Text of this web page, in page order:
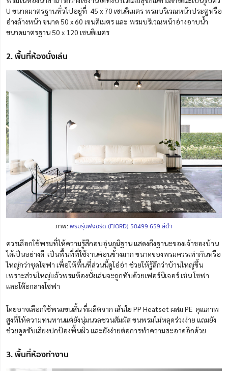
U ขนาดมาตรฐานทั่วไปอยู่ที่ 45 x 70 เซนติเมตร พรมบริเวณหน้าประตูหรือ
อ่างล้างหน้า ขนาด 50 x 60 เซนติเมตร และ พรมบริเวณหน้าอ่างอาบน้ำ
ขนาดมาตรฐาน 50 x 120 เซนติเมตร
2. พื้นที่ห้องนั่งเล่น
ภาพ:พรมรุ่นฟจอร์ด (FJORD) 50499 659 สีดำ
ควรเลือกใช้พรมที่ให้ความรู้สึกอบอุ่นภูมิฐาน แสดงถึงฐานะของเจ้าของบ้าน
ได้เป็นอย่างดี เป็นพื้นที่ที่ใช้งานค่อนข้างมาก ขนาดของพรมควรเท่ากันหรือ
ใหญ่กว่าชุดโซฟา เพื่อให้พื้นที่ส่วนนี้ดูโอ่อ่า ช่วยให้รู้สึกว่าบ้านใหญ่ขึ้น
เพราะส่วนใหญ่แล้วพรมห้องนั่งเล่นจะถูกทับด้วยเฟอร์นิเจอร์ เช่น โซฟา
และโต๊ะกลางโซฟา
โดยอาจเลือกใช้พรมขนสั้น ที่ผลิตจาก เส้นใย PP Heatset ผสม PE คุณภาพ
สูงที่ให้ความทนทานแต่ยังนุ่มนวลชวนสัมผัส ขนพรมไม่หลุดร่วงง่าย แถมยัง
ช่วยดูดซับเสียงปกป้องพื้นผิว และยังง่ายต่อการทำความสะอาดอีกด้วย
3. พื้นที่ห้องทำงาน